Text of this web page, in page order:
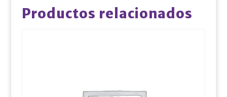
Productos relacionados